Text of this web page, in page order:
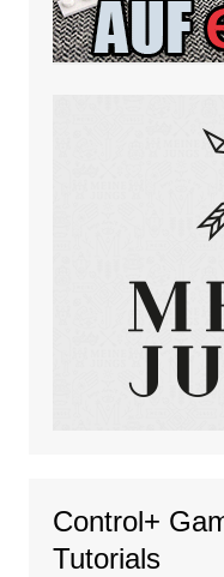
Control+
Tutorials